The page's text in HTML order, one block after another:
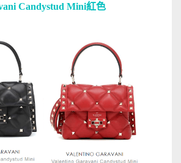
Candystud Mini紅色